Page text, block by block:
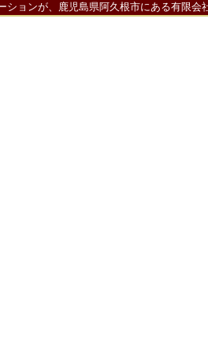
ションが、鹿児島県阿久根市にある有限